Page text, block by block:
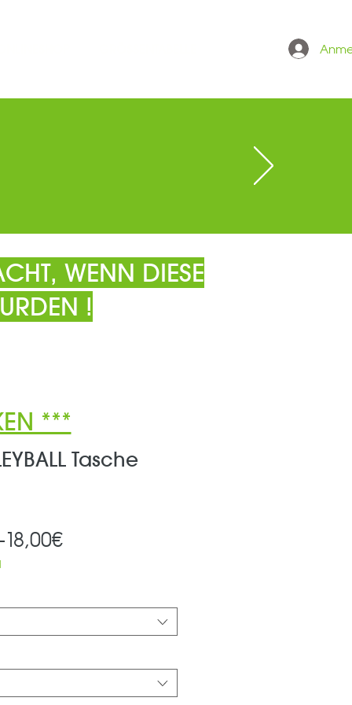
WENN DIESE
!
Tasche
Standardpreis
18,00€Sale-
***